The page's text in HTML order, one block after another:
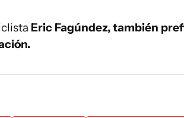
Eric Fagúndez, también